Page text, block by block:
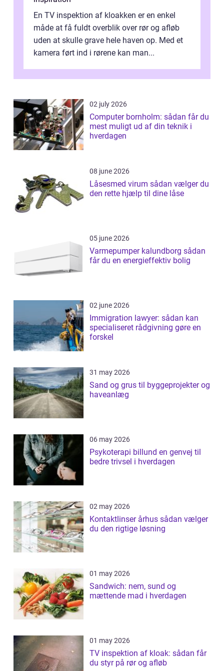
En TV inspektion af kloakken er en enkel
måde at få fuldt overblik over rør og afløb
uden at skulle grave hele haven op. Med et
kamera ført ind i rørene kan man...
02 july 2026
Computer bornholm: sådan får du
mest muligt ud af din teknik i
hverdagen
08 june 2026
Låsesmed virum sådan vælger du
den rette hjælp til dine låse
05 june 2026
Varmepumper kalundborg sådan
får du en energieffektiv bolig
02 june 2026
Immigration lawyer: sådan kan
specialiseret rådgivning gøre en
forskel
31 may 2026
Sand og grus til byggeprojekter og
haveanlæg
06 may 2026
Psykoterapi billund en genvej til
bedre trivsel i hverdagen
02 may 2026
Kontaktlinser århus sådan vælger
du den rigtige løsning
01 may 2026
Sandwich: nem, sund og
mættende mad i hverdagen
01 may 2026
TV inspektion af kloak: sådan får
du styr på rør og afløb